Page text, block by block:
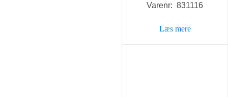
pris
1.023,95 kr..
Varenr: 831116
Læs mere